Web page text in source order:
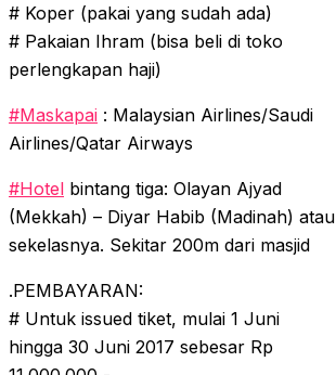
# Koper (pakai yang sudah ada)
# Pakaian Ihram (bisa beli di toko
perlengkapan haji)
#Maskapai : Malaysian Airlines/Saudi
Airlines/Qatar Airways
#Hotel bintang tiga: Olayan Ajyad
(Mekkah) – Diyar Habib (Madinah) atau
sekelasnya. Sekitar 200m dari masjid
.PEMBAYARAN:
# Untuk issued tiket, mulai 1 Juni
hingga 30 Juni 2017 sebesar Rp